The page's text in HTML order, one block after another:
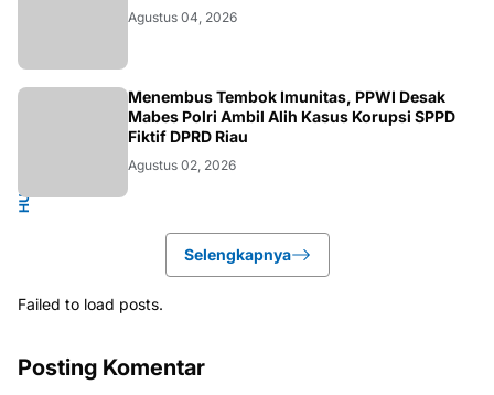
Agustus 04, 2026
Menembus Tembok Imunitas, PPWI Desak
Mabes Polri Ambil Alih Kasus Korupsi SPPD
Fiktif DPRD Riau
Agustus 02, 2026
Selengkapnya
Failed to load posts.
Posting Komentar